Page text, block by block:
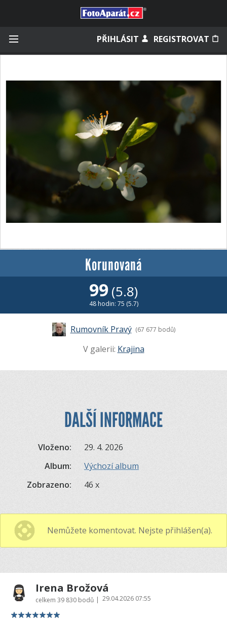
PŘIHLÁSIT REGISTROVAT
Zapamatovat
Zapomněli jste heslo?
Měli jste účet na starém webu?
Korunovaná
99(5.8)
48 hodin: 75 (5.7)
Rumovník Pravý (67 677 bodů)
V galerii: Krajina
DALŠÍ INFORMACE
Vloženo:
29. 4. 2026
Album:
Výchozí album
Zobrazeno:
46 x
Nemůžete komentovat. Nejste přihlášen(a).
Irena Brožová
celkem 39 830 bodů | 29.04.2026 07:55